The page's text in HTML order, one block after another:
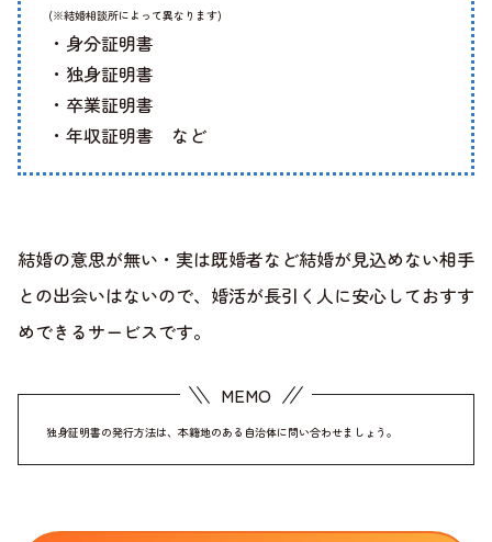
(※結婚相談所によって異なります)
・身分証明書
・独身証明書
・卒業証明書
・年収証明書 など
結婚の意思が無い・実は既婚者など結婚が見込めない相手
との出会いはないので、婚活が長引く人に安心しておすす
めできるサービスです。
独身証明書の発行方法は、本籍地のある自治体に問い合わせましょう。